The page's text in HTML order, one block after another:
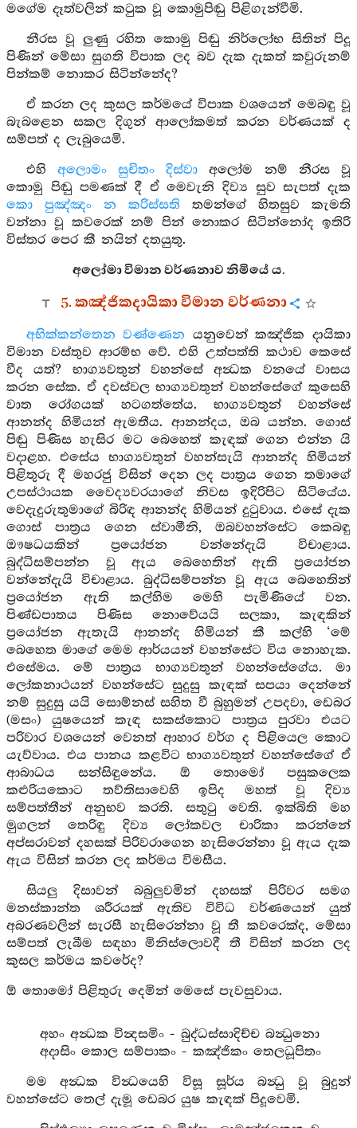
මගේම දෑත්වලින් කටුක වූ කොමුපිඬු පිළිගැන්වීමි.
නීරස වූ ලුණු රහිත කොමු පිඬු නිර්ලෝභ සිතින් පිදූ
පිණින් මේසා සුගති විපාක ලද බව දැක දැකත් කවුරුනම්
පින්කම් නොකර සිටින්නේද?
ඒ කරන ලද කුසල කර්මයේ විපාක වශයෙන් මෙබඳු වූ
බැබළෙන සකල දිගුන් ආලෝකමත් කරන වර්ණයක් ද
සම්පත් ද ලැබුයෙමි.
එහි අලොමං සුචිතං දිස්වා අලෝම නම් නීරස වූ
කොමු පිඬු පමණක් දී ඒ මෙවැනි දිව්‍ය සුව සැපත් දැක
කො පුඤ්ඤං න කරිස්සති තමන්ගේ හිතසුව කැමති
වන්නා වූ කවරෙක් නම් පින් නොකර සිටින්නෝද ඉතිරි
විස්තර පෙර කී නයින් දතයුතු.
අලෝමා විමාන වර්ණනාව නිමියේ ය.
5. කඤ්ජිකදායිකා විමාන වර්ණනා
අභික්කන්තෙන වණ්ණෙන යනුවෙන් කඤ්ජික දායිකා
විමාන වස්තුව ආරම්භ වේ. එහි උත්පත්ති කථාව කෙසේ
වීද යත්? භාග්‍යවතුන් වහන්සේ අන්‍ධක වනයේ වාසය
කරන සේක. ඒ දවස්වල භාග්‍යවතුන් වහන්සේගේ කුසෙහි
වාත රෝගයක් හටගත්තේය. භාග්‍යවතුන් වහන්සේ
ආනන්ද හිමියන් ඇමතීය. ආනන්දය, ඔබ යන්න. ගොස්
පිඬු පිණිස හැසිර මට බෙහෙත් කැඳක් ගෙන එන්න යි
වදාළහ. එසේය භාග්‍යවතුන් වහන්සැයි ආනන්ද හිමියන්
පිළිතුරු දී මහරජු විසින් දෙන ලද පාත්‍රය ගෙන තමාගේ
උපස්ථායක වෛද්‍යවරයාගේ නිවස ඉදිරිපිට සිටියේය.
වෙදැදුරුතුමාගේ බිරිඳ ආනන්ද හිමියන් දුටුවාය. එසේ දැක
ගොස් පාත්‍රය ගෙන ස්වාමීනි, ඔබවහන්සේට කෙබඳු
ඖෂධයකින් ප්‍රයෝජන වන්නේදැයි විචාළාය.
බුද්ධිසම්පන්න වූ ඇය බෙහෙතින් ඇති ප්‍රයෝජන
වන්නේදැයි විචාළාය. බුද්ධිසම්පන්න වූ ඇය බෙහෙතින්
ප්‍රයෝජන ඇති කල්හිම මෙහි පැමිණියේ වන.
පිණ්ඩපාතය පිණිස නොවේයයි සලකා, කැඳකින්
ප්‍රයෝජන ඇතැයි ආනන්ද හිමියන් කී කල්හි ‘මේ
බෙහෙත මාගේ මෙම ආර්යයන් වහන්සේට විය නොහැක.
එසේමය. මේ පාත්‍රය භාග්‍යවතුන් වහන්සේගේය. මා
ලෝකනාථයන් වහන්සේට සුදුසු කැඳක් සපයා දෙන්නේ
නම් සුදුසු යයි සොම්නස් සහිත වී බුහුමන් උපදවා, ඩෙබර
(මසං) යුෂයෙන් කැඳ සකස්කොට පාත්‍රය පුරවා එයට
පරිවාර වශයෙන් වෙනත් ආහාර වර්ග ද පිළියෙල කොට
යැව්වාය. එය පානය කළවිට භාග්‍යවතුන් වහන්සේගේ ඒ
ආබාධය සන්සිඳුනේය. ඕ තොමෝ පසුකලෙක
කළුරියකොට තව්තිසාවෙහි ඉපිද මහත් වූ දිව්‍ය
සම්පත්තීන් අනුභව කරති. සතුටු වෙති. ඉක්බිති මහ
මුගලන් තෙරිඳු දිව්‍ය ලෝකවල චාරිකා කරන්නේ
අප්සරාවන් දහසක් පිරිවරාගෙන හැසිරෙන්නා වූ ඇය දැක
ඇය විසින් කරන ලද කර්මය විමසීය.
සියලු දිසාවන් බබුලුවමින් දහසක් පිරිවර සමග
මනස්කාන්ත ශරීරයක් ඇතිව විවිධ වර්ණයෙන් යුත්
අබරණවලින් සැරසී හැසිරෙන්නා වූ තී කවරෙක්ද, මේසා
සම්පත් ලැබීම සඳහා මිනිස්ලොවදී තී විසින් කරන ලද
කුසල කර්මය කවරේද?
ඕ තොමෝ පිළිතුරු දෙමින් මෙසේ පැවසුවාය.
අහං අන්‍ධක වින්‍දසමිං - බුද්ධස්සාදිච්ච බන්‍ධුනො
අදාසිං කොල සම්පාකං - කඤ්ජිකං තෙලධූපිතං
මම අන්‍ධක වින්‍ධයෙහි විසූ සූර්ය බන්‍ධු වූ බුදුන්
වහන්සේට තෙල් දැමූ ඩෙබර යුෂ කැඳක් පිදූවෙමි.